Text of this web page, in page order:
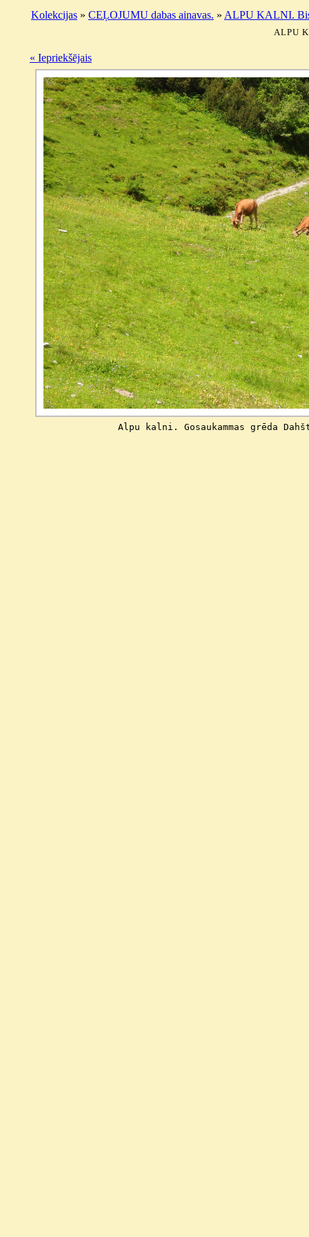
Kolekcijas » CEĻOJUMU dabas ainavas. » ALPU KALNI.
ALPU
« Iepriekšējais
Alpu kalni. Gosaukammas grēda